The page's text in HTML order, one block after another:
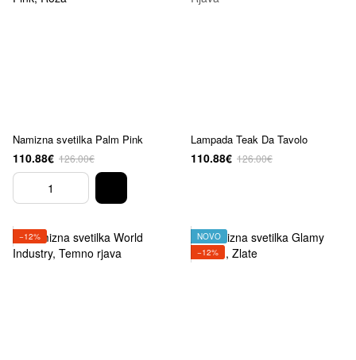
Namizna svetilka Palm Pink
110.88€ 126.00€
Lampada Teak Da Tavolo
110.88€ 126.00€
−12%
NOVO
−12%